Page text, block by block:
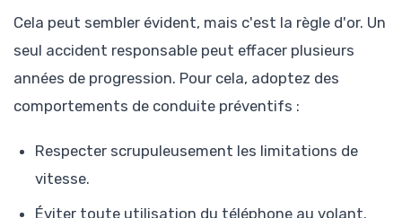
Cela peut sembler évident, mais c'est la règle d'or. Un
seul accident responsable peut effacer plusieurs
années de progression. Pour cela, adoptez des
comportements de conduite préventifs :
Respecter scrupuleusement les limitations de
vitesse.
Éviter toute utilisation du téléphone au volant.